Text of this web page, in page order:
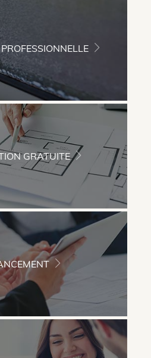
GRATUITE